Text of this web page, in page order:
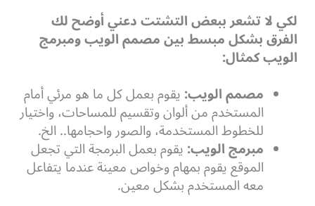
لكي لا تشعر ببعض التشتت دعني أوضح لك
الفرق بشكل مبسط بين مصمم الويب ومبرمج
الويب كمثال:
مصمم الويب:يقوم بعمل كل ما هو مرئي أمام
المستخدم من ألوان وتقسيم للمساحات، واختيار
للخطوط المستخدمة، والصور واحجامها.. الخ.
مبرمج الويب:يقوم بعمل البرمجة التي تجعل
الموقع يقوم بمهام وخواص معينة عندما يتفاعل
معه المستخدم بشكل معين.